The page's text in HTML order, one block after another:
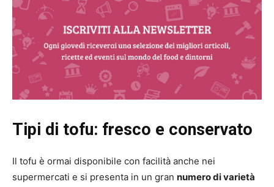
Tipi di tofu: fresco e conservato
Il tofu è ormai disponibile con facilità anche nei
supermercati e si presenta in un gran numero di varietà